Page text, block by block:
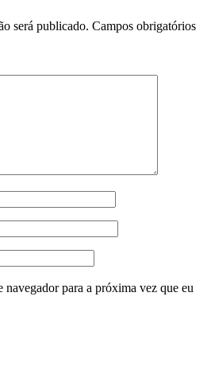
será publicado. Campos obrigatórios
navegador para a próxima vez que eu